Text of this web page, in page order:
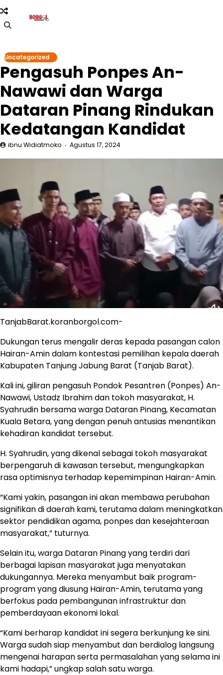
Skip
to
content
Uncategorized
Pengasuh Ponpes An-
Nawawi dan Warga
Dataran Pinang Rindukan
Kedatangan Kandidat
ibnu Widiatmoko Agustus 17, 2024
TanjabBarat.koranborgol.com-
Dukungan terus mengalir deras kepada pasangan calon
Hairan-Amin dalam kontestasi pemilihan kepala daerah
Kabupaten Tanjung Jabung Barat (Tanjab Barat).
Kali ini, giliran pengasuh Pondok Pesantren (Ponpes) An-
Nawawi, Ustadz Ibrahim dan tokoh masyarakat, H.
Syahrudin bersama warga Dataran Pinang, Kecamatan
Kuala Betara, yang dengan penuh antusias menantikan
kehadiran kandidat tersebut.
H. Syahrudin, yang dikenal sebagai tokoh masyarakat
berpengaruh di kawasan tersebut, mengungkapkan
rasa optimisnya terhadap kepemimpinan Hairan-Amin.
“Kami yakin, pasangan ini akan membawa perubahan
signifikan di daerah kami, terutama dalam meningkatkan
sektor pendidikan agama, ponpes dan kesejahteraan
masyarakat,” tuturnya.
Selain itu, warga Dataran Pinang yang terdiri dari
berbagai lapisan masyarakat juga menyatakan
dukungannya. Mereka menyambut baik program-
program yang diusung Hairan-Amin, terutama yang
berfokus pada pembangunan infrastruktur dan
pemberdayaan ekonomi lokal.
“Kami berharap kandidat ini segera berkunjung ke sini.
Warga sudah siap menyambut dan berdialog langsung
mengenai harapan serta permasalahan yang selama ini
kami hadapi,” ungkap salah satu warga.